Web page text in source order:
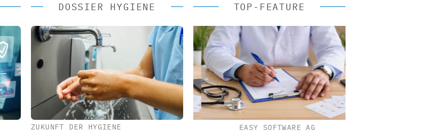
DOSSIER HYGIENE
ZUKUNFT DER HYGIENE
TOP-FEATURE
EASY SOFTWARE AG EASY SOFTWARE AG